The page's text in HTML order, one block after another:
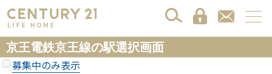
京王電鉄京王線の駅選択画面
募集中のみ表示